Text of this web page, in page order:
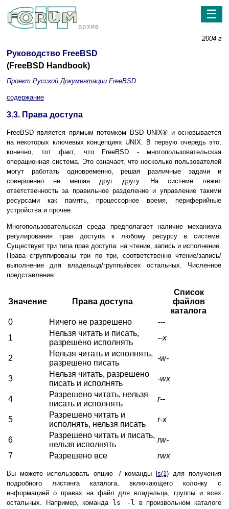
архив
☰
2004 г
Руководство FreeBSD
(FreeBSD Handbook)
Проект Русской Документации FreeBSD
содержание
3.3. Права доступа
FreeBSD является прямым потомком BSD UNIX® и основывается
на некоторых ключевых концепциях UNIX. В первую очередь это,
конечно, тот факт, что FreeBSD - многопользовательская
операционная система. Это означает, что несколько пользователей
могут работать одновременно, решая различные задачи и
совершенно не мешая друг другу. На системе лежит
ответственность за правильное разделение и управление такими
ресурсами как память, процессорное время, периферийные
устройства и прочее.
Многопользовательская среда предполагает наличие механизма
регулирования прав доступа к любому ресурсу в системе.
Существует три типа прав доступа: на чтение, запись и исполнение.
Права сгруппированы три по три, соответственно чтение/запись/
выполнение для владельца/группы/всех остальных. Численное
представление:
Значение Права доступа
Список
файлов
каталога
0
Ничего не разрешено
---
1
Нельзя читать и писать,
разрешено исполнять
--x
2
Нельзя читать и исполнять,
разрешено писать
-w-
3
Нельзя читать, разрешено
писать и исполнять
-wx
4
Разрешено читать, нельзя
писать и исполнять
r--
5
Разрешено читать и
исполнять, нельзя писать
r-x
6
Разрешено читать и писать,
нельзя исполнять
rw-
7
Разрешено все rwx
Вы можете использовать опцию -l команды ls(1) для получения
подробного листинга каталога, включающего колонку с
информацией о правах на файл для владельца, группы и всех
остальных. Например, команда ls -l в произвольном каталоге